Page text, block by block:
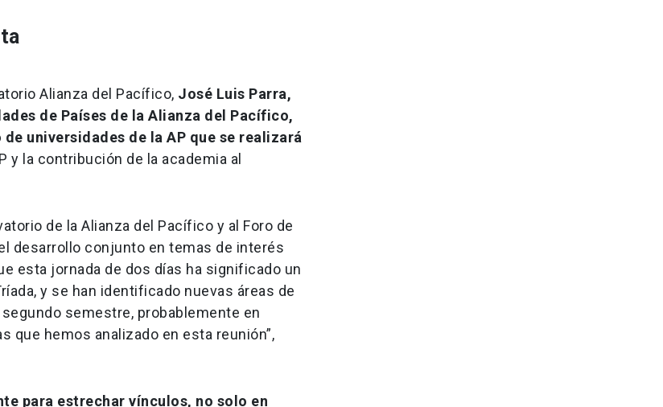
Alianza del Pacífico, José Luis Parra,
de Países de la Alianza del Pacífico,
universidades de la AP que se realizará
y la contribución de la academia al
de la Alianza del Pacífico y al Foro de
desarrollo conjunto en temas de interés
esta jornada de dos días ha significado un
y se han identificado nuevas áreas de
semestre, probablemente en
que hemos analizado en esta reunión”,
para estrechar vínculos, no solo en